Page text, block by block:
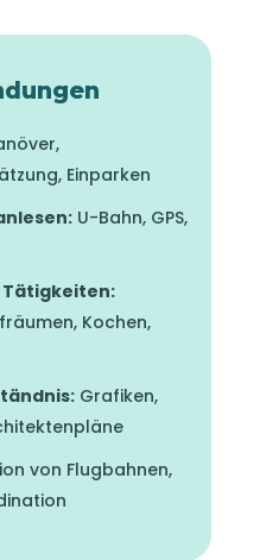
Einparken
U-Bahn, GPS,
Tätigkeiten:
Kochen,
Grafiken,
von Flugbahnen,